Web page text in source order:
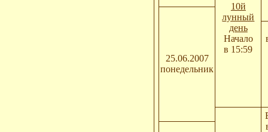
10й
лунный
день
Начало
в 15:59
25.06.2007
понедельник